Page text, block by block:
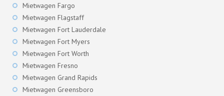
Mietwagen Fargo
Mietwagen Flagstaff
Mietwagen Fort Lauderdale
Mietwagen Fort Myers
Mietwagen Fort Worth
Mietwagen Fresno
Mietwagen Grand Rapids
Mietwagen Greensboro